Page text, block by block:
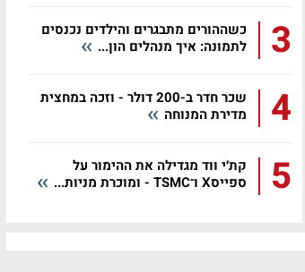
3
כשההורים מתבגרים והילדים נכנסים
לתמונה: איך מנהלים הון...
4
שכר חדר ב-200 דולר - וזכה במחצית
מדירת המנוחה
5
קת׳י ווד מגדילה את ההימור על
ספייסX ו־TSMC - ומוכרת מניות...